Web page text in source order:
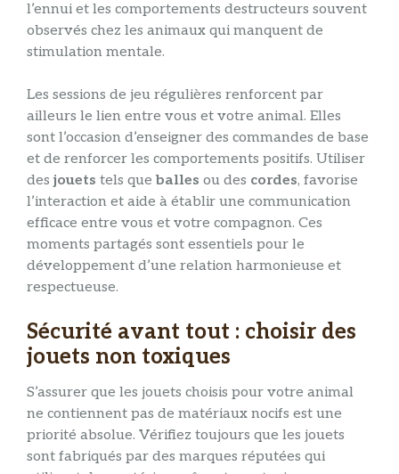
l’ennui et les comportements destructeurs souvent
observés chez les animaux qui manquent de
stimulation mentale.
Les sessions de jeu régulières renforcent par
ailleurs le lien entre vous et votre animal. Elles
sont l’occasion d’enseigner des commandes de base
et de renforcer les comportements positifs. Utiliser
des jouets tels queballes ou des cordes, favorise
l’interaction et aide à établir une communication
efficace entre vous et votre compagnon. Ces
moments partagés sont essentiels pour le
développement d’une relation harmonieuse et
respectueuse.
Sécurité avant tout : choisir des
jouets non toxiques
S’assurer que les jouets choisis pour votre animal
ne contiennent pas de matériaux nocifs est une
priorité absolue. Vérifiez toujours que les jouets
sont fabriqués par des marques réputées qui